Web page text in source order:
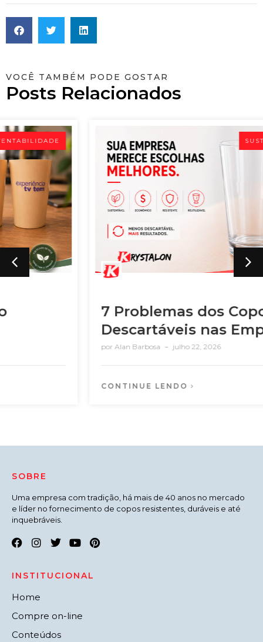
VOCÊ TAMBÉM PODE GOSTAR
Posts Relacionados
SUSTENTABILIDADE
7 Problemas dos Copos
Descartáveis nas Empresas
julho 22, 2026
CONTINUE LENDO
SOBRE
Uma empresa com tradição, há mais de 40 anos no mercado
e líder no fornecimento de copos resistentes, duráveis e até
inquebráveis.
INSTITUCIONAL
Home
Compre on-line
Conteúdos